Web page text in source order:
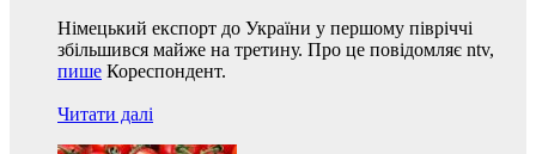
Німецький експорт до України у першому півріччі
збільшився майже на третину. Про це повідомляє ntv,
пише Кореспондент.
Читати далі